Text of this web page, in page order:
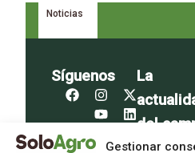
Gestionar
Noticias
La
del
en tu
Síguenos